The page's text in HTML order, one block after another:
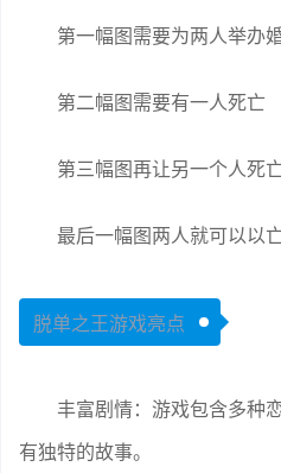
第一幅图需要为两人举办
第二幅图需要有一人死亡
第三幅图再让另一个人死
最后一幅图两人就可以以
脱单之王游戏亮点
丰富剧情：游戏包含多种
有独特的故事。